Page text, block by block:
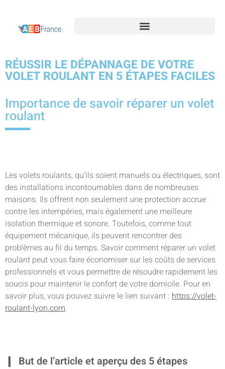
RÉUSSIR LE DÉPANNAGE DE VOTRE
VOLET ROULANT EN 5 ÉTAPES FACILES
Importance de savoir réparer un volet
roulant
Les volets roulants, qu’ils soient manuels ou électriques, sont
des installations incontournables dans de nombreuses
maisons. Ils offrent non seulement une protection accrue
contre les intempéries, mais également une meilleure
isolation thermique et sonore. Toutefois, comme tout
équipement mécanique, ils peuvent rencontrer des
problèmes au fil du temps. Savoir comment réparer un volet
roulant peut vous faire économiser sur les coûts de services
professionnels et vous permettre de résoudre rapidement les
soucis pour maintenir le confort de votre domicile. Pour en
savoir plus, vous pouvez suivre le lien suivant : https://volet-
roulant-lyon.com.
But de l’article et aperçu des 5 étapes